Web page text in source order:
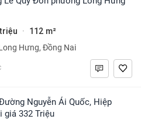
· 112 m²
Hưng, Đồng Nai
giá 332 Triệu